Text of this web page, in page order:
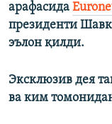
арафасида
президенти
эълон қилди.
Эксклюзив дея
ва ким